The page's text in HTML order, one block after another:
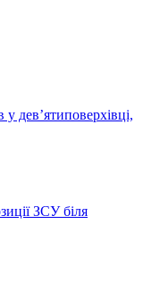
дев’ятиповерхівці,
ЗСУ біля